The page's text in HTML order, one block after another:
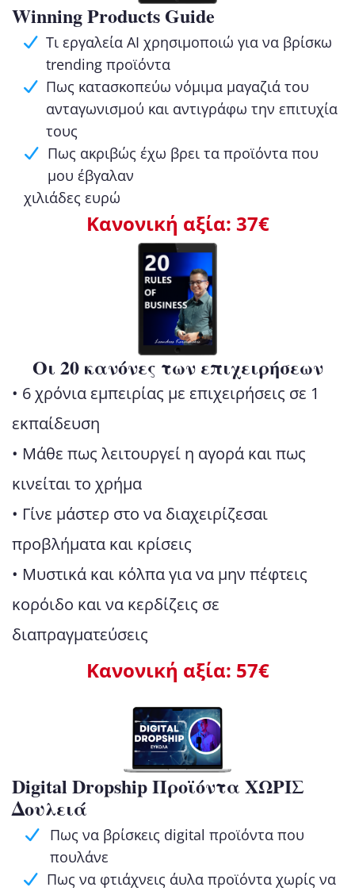
Winning Products Guide
Τι εργαλεία AI χρησιμοποιώ για να βρίσκω
trending προϊόντα
Πως κατασκοπεύω νόμιμα μαγαζιά του
ανταγωνισμού και αντιγράφω την επιτυχία
τους
Πως ακριβώς έχω βρει τα προϊόντα που
μου έβγαλαν
χιλιάδες ευρώ
Κανονική αξία: 37€
Οι 20 κανόνες των επιχειρήσεων
• 6 χρόνια εμπειρίας με επιχειρήσεις σε 1
εκπαίδευση
• Μάθε πως λειτουργεί η αγορά και πως
κινείται το χρήμα
• Γίνε μάστερ στο να διαχειρίζεσαι
προβλήματα και κρίσεις
• Μυστικά και κόλπα για να μην πέφτεις
κορόιδο και να κερδίζεις σε
διαπραγματεύσεις
Κανονική αξία: 57€
Digital Dropship Προϊόντα ΧΩΡΙΣ
Δουλειά
Πως να βρίσκεις digital προϊόντα που
πουλάνε
Πως να φτιάχνεις άυλα προϊόντα χωρίς να